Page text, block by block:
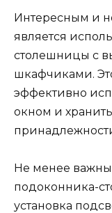
Интересным и
является
столешницы с
шкафчиками.
эффективно
окном и
Не менее
подоконника-
установка